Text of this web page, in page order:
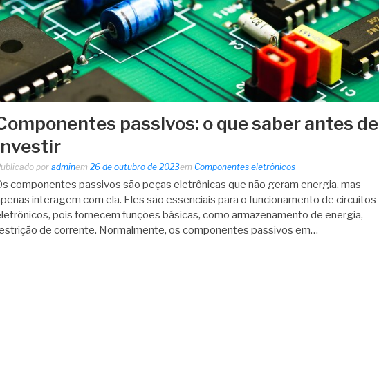
passivos: o que saber antes de
por adminem 26 de outubro de 2023em Componentes eletrônicos
componentes passivos são peças eletrônicas que não geram energia, mas
interagem com ela. Eles são essenciais para o funcionamento de circuitos
pois fornecem funções básicas, como armazenamento de energia,
de corrente. Normalmente, os componentes passivos em…